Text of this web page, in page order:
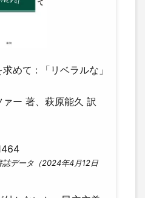
めて : 「リベラルな」
ー 著、萩原能久 訳
誌データ（2024年4月12日